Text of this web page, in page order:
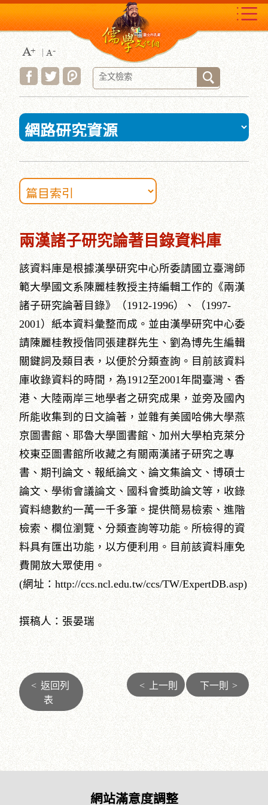
到
主
要
內
容
區
塊
:::
兩漢諸子研究論著目錄資料庫
該資料庫是根據漢學研究中心所委請國立臺灣師
範大學國文系陳麗桂教授主持編輯工作的《兩漢
諸子研究論著目錄》（1912-1996）、（1997-
2001）紙本資料彙整而成。並由漢學研究中心委
請陳麗桂教授偕同張建群先生、劉為博先生編輯
關鍵詞及類目表，以便於分類查詢。目前該資料
庫收錄資料的時間，為1912至2001年間臺灣、香
港、大陸兩岸三地學者之研究成果，並旁及國內
所能收集到的日文論著，並雜有美國哈佛大學燕
京圖書館、耶魯大學圖書館、加州大學柏克萊分
校東亞圖書館所收藏之有關兩漢諸子研究之專
書、期刊論文、報紙論文、論文集論文、博碩士
論文、學術會議論文、國科會獎助論文等，收錄
資料總數約一萬一千多筆。提供簡易檢索、進階
檢索、欄位瀏覽、分類查詢等功能。所檢得的資
料具有匯出功能，以方便利用。目前該資料庫免
費開放大眾使用。
(網址：http://ccs.ncl.edu.tw/ccs/TW/ExpertDB.asp)
撰稿人：張晏瑞
< 返回列
表
< 上一則 下一則 >
網站滿意度調整